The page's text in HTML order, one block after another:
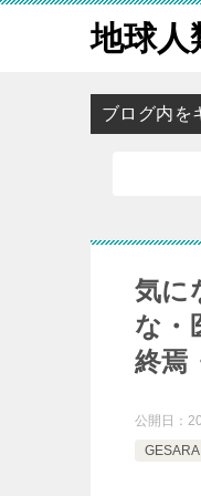
地球人
ブログ内を
気に
な・
終焉
公開日：
GESARA